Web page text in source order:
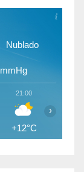
Nublado
mmHg
21:00
+12°C
›